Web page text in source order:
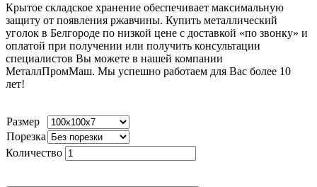
Крытое складское хранение обеспечивает максимальную
защиту от появления ржавчины. Купить металлический
уголок в Белгороде по низкой цене с доставкой «по звонку» и
оплатой при получении или получить консультации
специалистов Вы можете в нашей компании
МеталлПромМаш. Мы успешно работаем для Вас более 10
лет!
Размер
Порезка
Количество